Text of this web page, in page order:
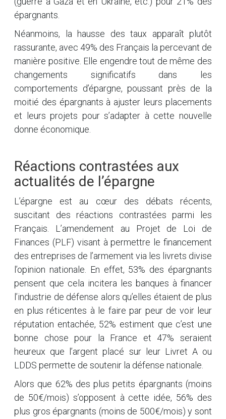
épargnants.
Néanmoins, la hausse des taux apparaît plutôt
rassurante, avec 49% des Français la percevant de
manière positive. Elle engendre tout de même des
changements significatifs dans les
comportements d’épargne, poussant près de la
moitié des épargnants à ajuster leurs placements
et leurs projets pour s’adapter à cette nouvelle
donne économique.
Réactions contrastées aux
actualités de l’épargne
L’épargne est au cœur des débats récents,
suscitant des réactions contrastées parmi les
Français. L’amendement au Projet de Loi de
Finances (PLF) visant à permettre le financement
des entreprises de l’armement via les livrets divise
l’opinion nationale. En effet, 53% des épargnants
pensent que cela incitera les banques à financer
l’industrie de défense alors qu’elles étaient de plus
en plus réticentes à le faire par peur de voir leur
réputation entachée, 52% estiment que c’est une
bonne chose pour la France et 47% seraient
heureux que l’argent placé sur leur Livret A ou
LDDS permette de soutenir la défense nationale.
Alors que 62% des plus petits épargnants (moins
de 50€/mois) s’opposent à cette idée, 56% des
plus gros épargnants (moins de 500€/mois) y sont